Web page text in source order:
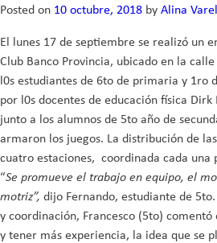
Posted on 10 octubre, 2018 by Alina
El lunes 17 de septiembre se realizó un
Club Banco Provincia, ubicado en la
l0s estudiantes de 6to de primaria y 1ro
por l0s docentes de educación física Dirk
junto a los alumnos de 5to año de
armaron los juegos. La distribución de
cuatro estaciones, coordinada cada una
“Se promueve el trabajo en equipo, el
motriz”, dijo Fernando, estudiante de
y coordinación, Francesco (5to)
y tener más experiencia, la idea que se